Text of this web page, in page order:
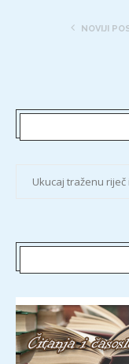
NOVIJI